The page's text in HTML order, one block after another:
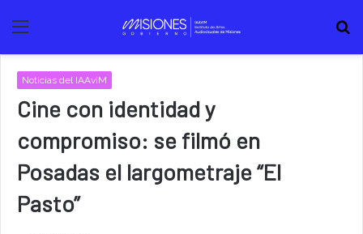
Noticias del IAAviM
Cine con identidad y
compromiso: se filmó en
Posadas el largometraje “El
Pasto”